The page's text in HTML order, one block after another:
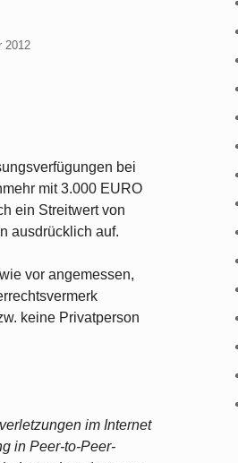
2012
bei
mit 3.000 EURO
ein Streitwert von
ausdrücklich auf.
vor angemessen,
keine Privatperson
im Internet
in Peer-to-Peer-